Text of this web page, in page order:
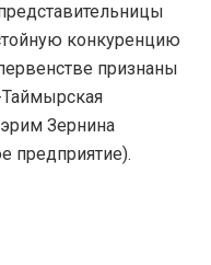
конкуренцию
признаны
Зернина
предприятие).